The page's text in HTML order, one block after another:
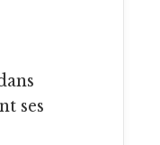
ses